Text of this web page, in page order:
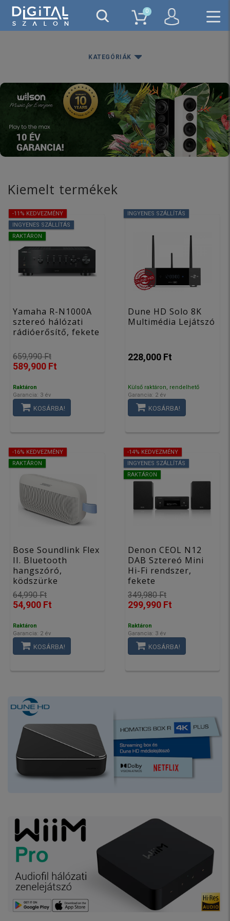
0
KATEGÓRIÁK
Kiemelt termékek
-11% KEDVEZMÉNY
INGYENES SZÁLLÍTÁS
RAKTÁRON
Yamaha R-N1000A
sztereó hálózati
rádióerősítő, fekete
659,990 Ft
589,900 Ft
Raktáron
Garancia: 3 év
KOSÁRBA!
INGYENES SZÁLLÍTÁS
Dune HD Solo 8K
Multimédia Lejátszó
228,000 Ft
Külső raktáron, rendelhető
Garancia: 2 év
KOSÁRBA!
-16% KEDVEZMÉNY
RAKTÁRON
Bose Soundlink Flex
II. Bluetooth
hangszóró,
ködszürke
64,990 Ft
54,900 Ft
Raktáron
Garancia: 2 év
KOSÁRBA!
-14% KEDVEZMÉNY
INGYENES SZÁLLÍTÁS
RAKTÁRON
Denon CEOL N12
DAB Sztereó Mini
Hi-Fi rendszer,
fekete
349,980 Ft
299,990 Ft
Raktáron
Garancia: 3 év
KOSÁRBA!